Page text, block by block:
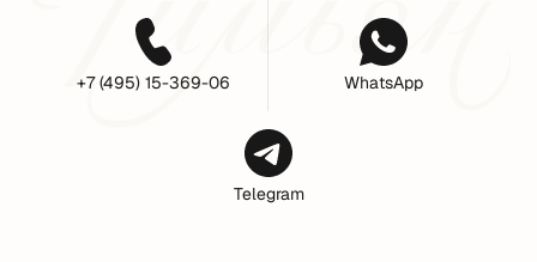
+7 (495) 15-369-06 WhatsApp
Telegram